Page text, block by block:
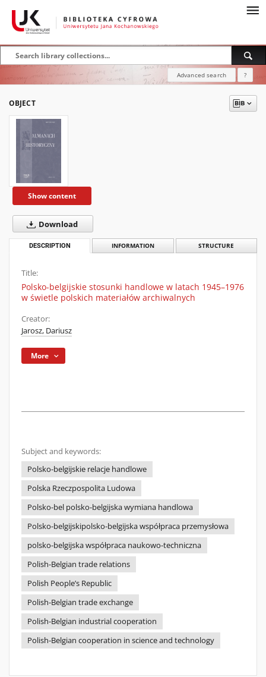
Advanced search ?
OBJECT
Show content
Download
DESCRIPTION INFORMATION STRUCTURE
Title:
Polsko-belgijskie stosunki handlowe w latach 1945–1976
w świetle polskich materiałów archiwalnych
Creator:
Jarosz, Dariusz
More
Subject and keywords:
Polsko-belgijskie relacje handlowe
Polska Rzeczpospolita Ludowa
Polsko-bel polsko-belgijska wymiana handlowa
Polsko-belgijskipolsko-belgijska współpraca przemysłowa
polsko-belgijska współpraca naukowo-techniczna
Polish-Belgian trade relations
Polish People’s Republic
Polish-Belgian trade exchange
Polish-Belgian industrial cooperation
Polish-Belgian cooperation in science and technology